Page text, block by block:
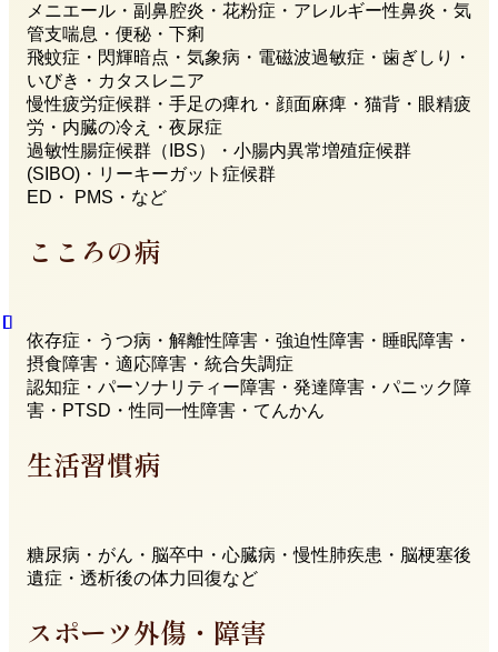
メニエール・副鼻腔炎・花粉症・アレルギー性鼻炎・気
管支喘息・便秘・下痢
飛蚊症・閃輝暗点・気象病・電磁波過敏症・歯ぎしり・
いびき・カタスレニア
慢性疲労症候群・手足の痺れ・顔面麻痺・猫背・眼精疲
労・内臓の冷え・夜尿症
過敏性腸症候群（IBS）・小腸内異常増殖症候群
(SIBO)・リーキーガット症候群
ED・ PMS・など
こころの病
依存症・うつ病・解離性障害・強迫性障害・睡眠障害・
摂食障害・適応障害・統合失調症
認知症・パーソナリティー障害・発達障害・パニック障
害・PTSD・性同一性障害・てんかん
生活習慣病
糖尿病・がん・脳卒中・心臓病・慢性肺疾患・脳梗塞後
遺症・透析後の体力回復など
スポーツ外傷・障害